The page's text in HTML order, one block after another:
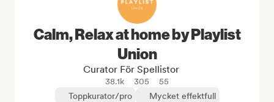
Calm, Relax at home by Playlist
Union
Curator För Spellistor
38.1k 305
55
Toppkurator/pro
Mycket effektfull